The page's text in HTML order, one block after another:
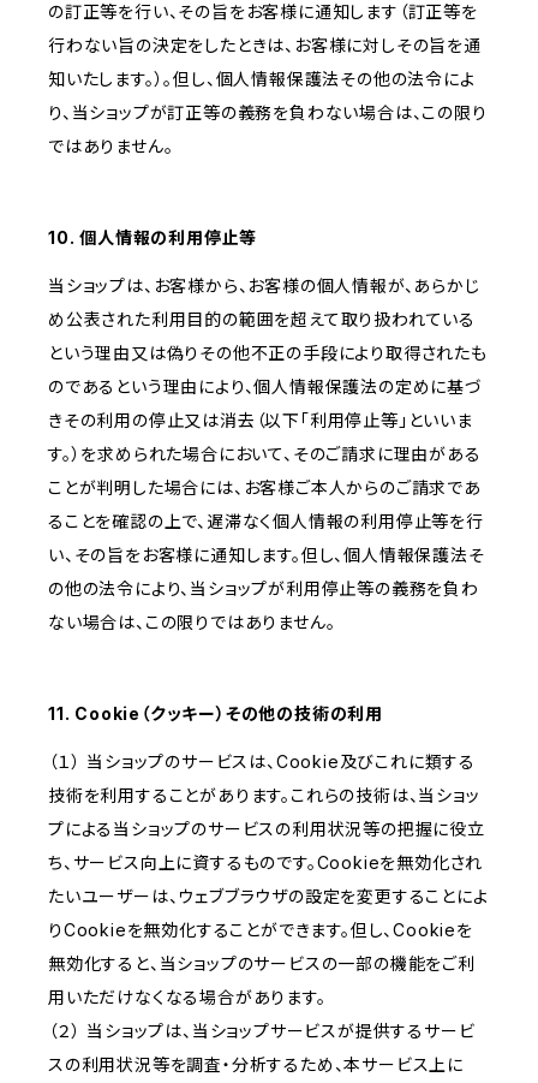
の訂正等を行い、その旨をお客様に通知します（訂正等を
行わない旨の決定をしたときは、お客様に対しその旨を通
知いたします。）。但し、個人情報保護法その他の法令によ
り、当ショップが訂正等の義務を負わない場合は、この限り
ではありません。
10. 個人情報の利用停止等
当ショップは、お客様から、お客様の個人情報が、あらかじ
め公表された利用目的の範囲を超えて取り扱われている
という理由又は偽りその他不正の手段により取得されたも
のであるという理由により、個人情報保護法の定めに基づ
きその利用の停止又は消去（以下「利用停止等」といいま
す。）を求められた場合において、そのご請求に理由がある
ことが判明した場合には、お客様ご本人からのご請求であ
ることを確認の上で、遅滞なく個人情報の利用停止等を行
い、その旨をお客様に通知します。但し、個人情報保護法そ
の他の法令により、当ショップが利用停止等の義務を負わ
ない場合は、この限りではありません。
11. Cookie（クッキー）その他の技術の利用
（１） 当ショップのサービスは、Cookie及びこれに類する
技術を利用することがあります。これらの技術は、当ショッ
プによる当ショップのサービスの利用状況等の把握に役立
ち、サービス向上に資するものです。Cookieを無効化され
たいユーザーは、ウェブブラウザの設定を変更することによ
りCookieを無効化することができます。但し、Cookieを
無効化すると、当ショップのサービスの一部の機能をご利
用いただけなくなる場合があります。
（２） 当ショップは、当ショップサービスが提供するサービ
スの利用状況等を調査・分析するため、本サービス上に